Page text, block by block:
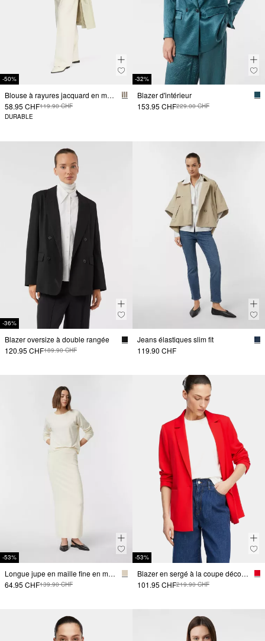
-50%
Blouse à rayures jacquard en mélange de viscose en coupe décontractée
58.95 CHF119.90 CHF
DURABLE
-32%
Blazer d'intérieur
153.95 CHF229.00 CHF
-36%
Blazer oversize à double rangée
120.95 CHF189.90 CHF
Jeans élastiques slim fit
119.90 CHF
-53%
Longue jupe en maille fine en mélange de viscose
64.95 CHF139.90 CHF
-53%
Blazer en sergé à la coupe décontractée
101.95 CHF219.90 CHF